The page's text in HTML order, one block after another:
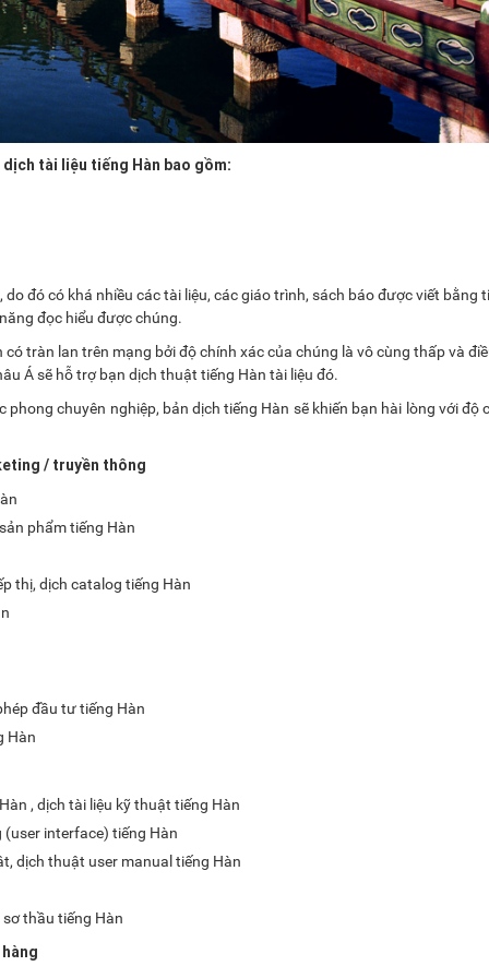
tài liệu tiếng Hàn bao gồm:
đó có khá nhiều các tài liệu, các giáo trình, sách báo được viết bằng
đọc hiểu được chúng.
tràn lan trên mạng bởi độ chính xác của chúng là vô cùng thấp và
Á sẽ hỗ trợ bạn dịch thuật tiếng Hàn tài liệu đó.
phong chuyên nghiệp, bản dịch tiếng Hàn sẽ khiến bạn hài lòng với độ
/ truyền thông
phẩm tiếng Hàn
thị, dịch catalog tiếng Hàn
đầu tư tiếng Hàn
Hàn
, dịch tài liệu kỹ thuật tiếng Hàn
interface) tiếng Hàn
dịch thuật user manual tiếng Hàn
thầu tiếng Hàn